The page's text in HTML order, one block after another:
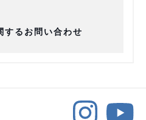
するお問い合わせ